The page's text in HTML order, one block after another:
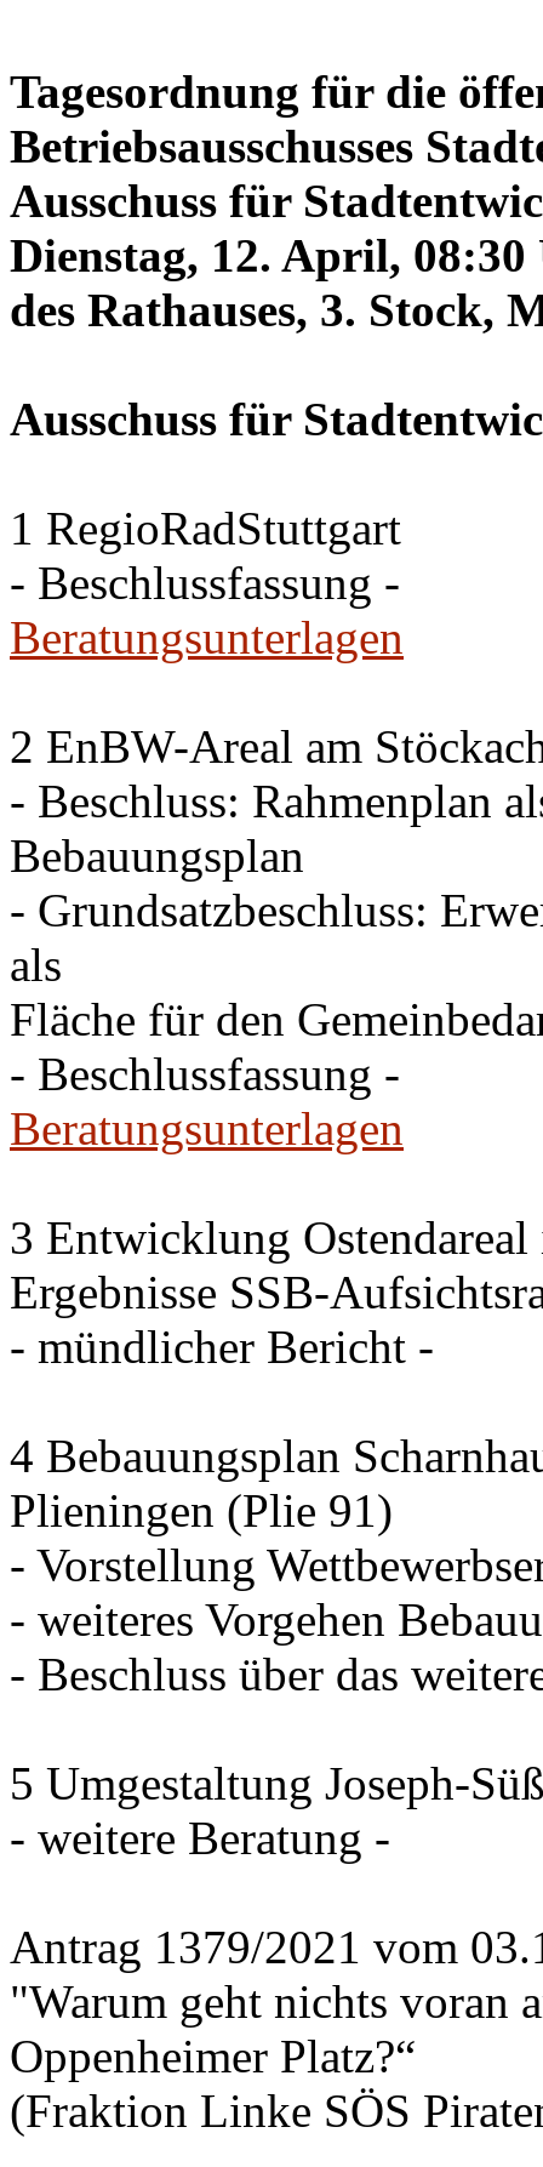
Tagesordnung für die
Betriebsausschusses
Ausschuss für
Dienstag, 12. April,
des Rathauses, 3. Stock,
Ausschuss für
1 RegioRadStuttgart
- Beschlussfassung -
Beratungsunterlagen
2 EnBW-Areal am
- Beschluss: Rahmenplan
Bebauungsplan
- Grundsatzbeschluss:
als
Fläche für den
- Beschlussfassung -
Beratungsunterlagen
3 Entwicklung
Ergebnisse SSB-
- mündlicher Bericht -
4 Bebauungsplan
Plieningen (Plie 91)
- Vorstellung
- weiteres Vorgehen
- Beschluss über das
5 Umgestaltung Joseph-
- weitere Beratung -
Antrag 1379/2021 vom
"Warum geht nichts voran
Oppenheimer Platz?“
(Fraktion Linke SÖS